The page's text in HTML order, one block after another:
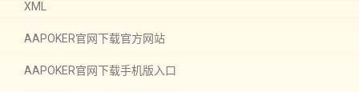
XML
AAPOKER官网下载官方网站
AAPOKER官网下载手机版入口